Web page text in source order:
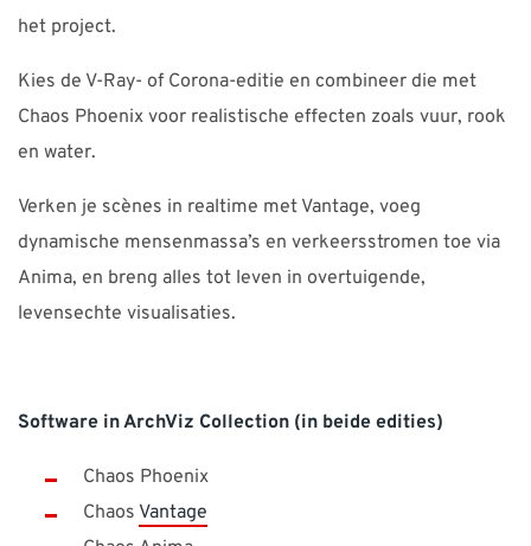
het project.
Kies de V-Ray- of Corona-editie en combineer die met
Chaos Phoenix voor realistische effecten zoals vuur, rook
en water.
Verken je scènes in realtime met Vantage, voeg
dynamische mensenmassa’s en verkeersstromen toe via
Anima, en breng alles tot leven in overtuigende,
levensechte visualisaties.
Software in ArchViz Collection (in beide edities)
Chaos Phoenix
Chaos Vantage